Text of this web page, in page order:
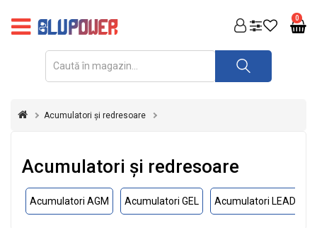
0
FOTOVOLTAICE
REDRESOARE
Acumulatori și redresoare
Acumulatori și redresoare
Acumulatori AGM Acumulatori GEL Acumulatori LEAD